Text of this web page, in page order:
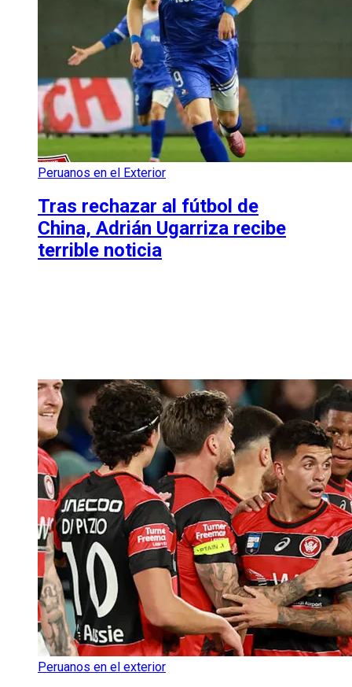
Peruanos en el Exterior
Tras rechazar al fútbol de
China, Adrián Ugarriza recibe
terrible noticia
Peruanos en el exterior